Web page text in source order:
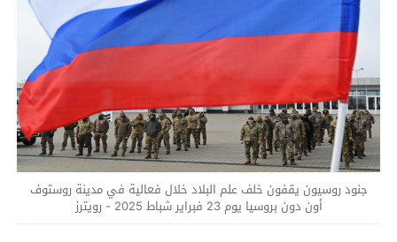
جنود روسيون يقفون خلف علم البلاد خلال فعالية في مدينة روستوف
أون دون بروسيا يوم 23 فبراير شباط 2025 - رويترز